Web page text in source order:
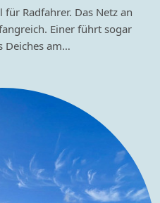
Radfahrer. Das Netz an
Einer führt sogar
Deiches am…